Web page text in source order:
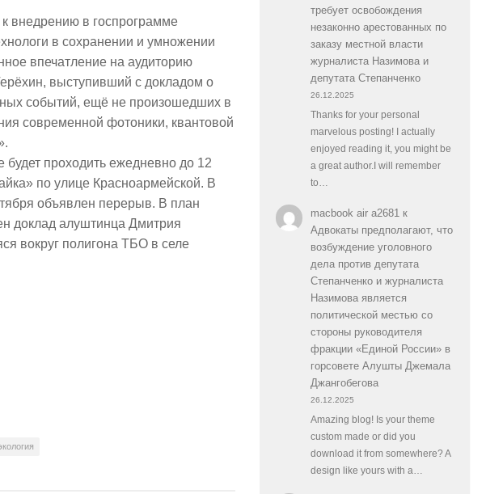
внедрению в госпрограмме
в сохранении и умножении
впечатление на аудиторию
выступивший с докладом о
событий, ещё не произошедших в
современной фотоники, квантовой
будет проходить ежедневно до 12
по улице Красноармейской. В
объявлен перерыв. В план
доклад алуштинца Дмитрия
вокруг полигона ТБО в селе
требует освобождения
незаконно арестованных по
заказу местной власти
журналиста Назимова и
депутата Степанченко
26.12.2025
Thanks for your personal
marvelous posting! I actually
enjoyed reading it, you might be
a great author.I will remember
to…
macbook air a2681к
Адвокаты предполагают, что
возбуждение уголовного
дела против депутата
Степанченко и журналиста
Назимова является
политической местью со
стороны руководителя
фракции «Единой России» в
горсовете Алушты Джемала
Джангобегова
26.12.2025
Amazing blog! Is your theme
custom made or did you
download it from somewhere? A
design like yours with a…